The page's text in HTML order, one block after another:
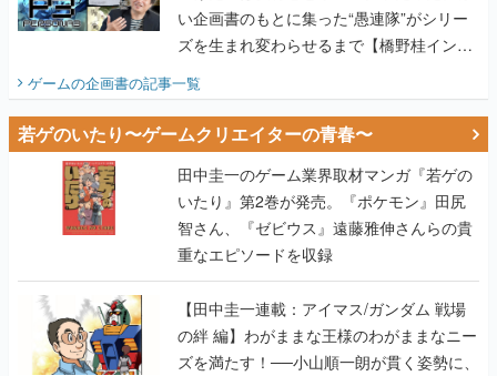
い企画書のもとに集った“愚連隊”がシリー
ズを生まれ変わらせるまで【橋野桂インタ
ゲームの企画書の記事一覧
若ゲのいたり〜ゲームクリエイターの青春〜
田中圭一のゲーム業界取材マンガ『若ゲの
いたり』第2巻が発売。『ポケモン』田尻
智さん、『ゼビウス』遠藤雅伸さんらの貴
重なエピソードを収録
【田中圭一連載：アイマス/ガンダム 戦場
の絆 編】わがままな王様のわがままなニー
ズを満たす！──小山順一朗が貫く姿勢に、